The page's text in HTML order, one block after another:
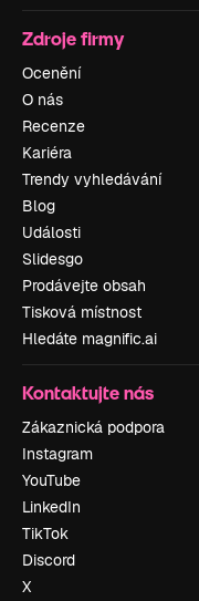
Zdroje firmy
Ocenění
O nás
Recenze
Kariéra
Trendy vyhledávání
Blog
Události
Slidesgo
Prodávejte obsah
Tisková místnost
Hledáte magnific.ai
Kontaktujte nás
Zákaznická podpora
Instagram
YouTube
LinkedIn
TikTok
Discord
X